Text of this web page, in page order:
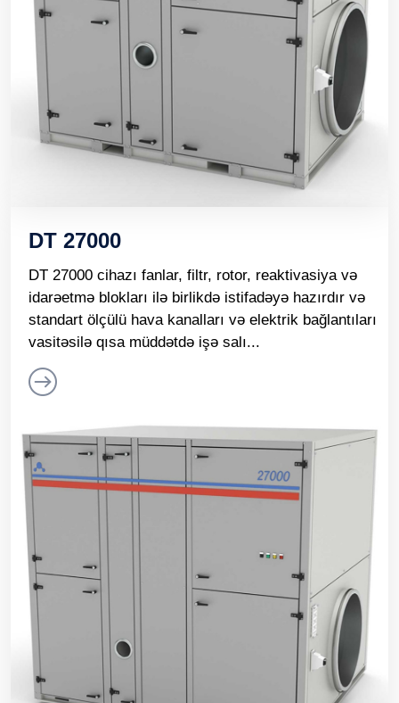
DT 27000
DT 27000 cihazı fanlar, filtr, rotor, reaktivasiya və
idarəetmə blokları ilə birlikdə istifadəyə hazırdır və
standart ölçülü hava kanalları və elektrik bağlantıları
vasitəsilə qısa müddətdə işə salı...